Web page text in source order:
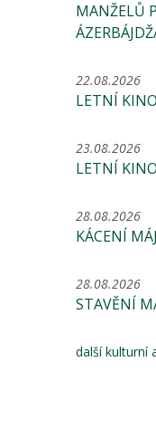
MANŽELŮ
22.08.2026
LETNÍ KINO
23.08.2026
LETNÍ KINO
28.08.2026
KÁCENÍ
28.08.2026
STAVĚNÍ
další kulturní